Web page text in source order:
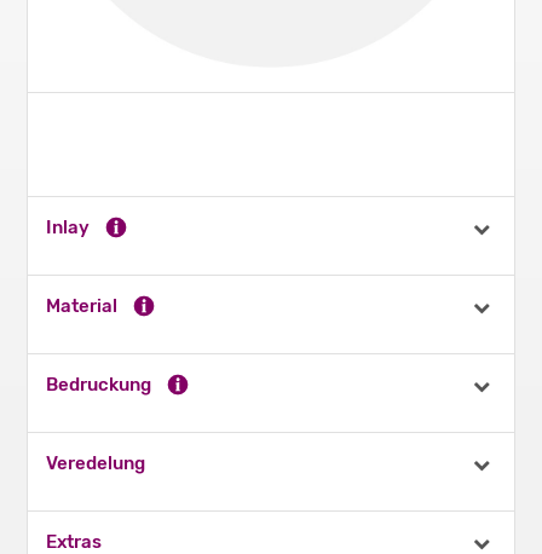
Inlay
Material
Bedruckung
Veredelung
Extras